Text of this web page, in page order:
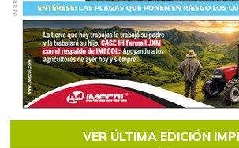
VER ÚLTIMA EDICIÓN